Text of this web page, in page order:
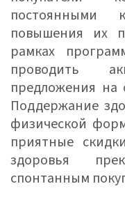
постоянными
повышения их
рамках
проводить
предложения на
Поддержание
физической
приятные
здоровья
спонтанным